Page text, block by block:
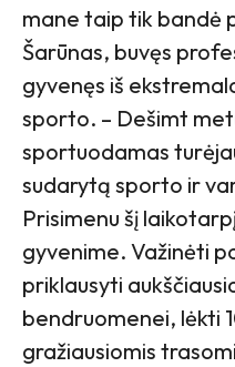
mane taip tik bandė
Šarūnas, buvęs
gyvenęs iš
sporto. – Dešimt
sportuodamas
sudarytą sporto ir
Prisimenu šį
gyvenime. Važinėti
priklausyti
bendruomenei, lėkti
gražiausiomis